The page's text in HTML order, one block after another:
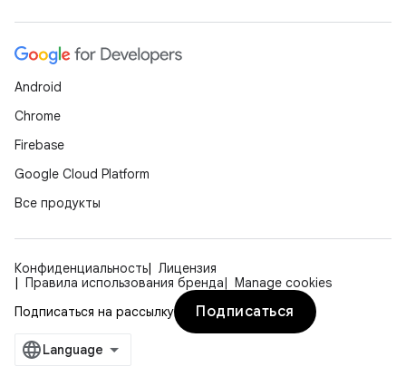
Android
Chrome
Firebase
Google Cloud Platform
Все продукты
Конфиденциальность
Лицензия
Правила использования бренда
Manage cookies
Подписаться на рассылку
Подписаться